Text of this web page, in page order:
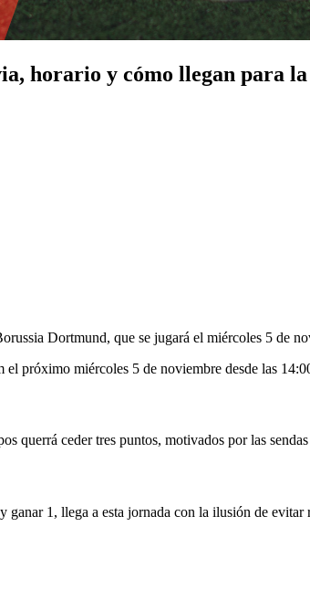
horario y cómo llegan para la
Dortmund, que se jugará el miércoles 5 de
próximo miércoles 5 de noviembre desde las
querrá ceder tres puntos, motivados por las
1, llega a esta jornada con la ilusión de